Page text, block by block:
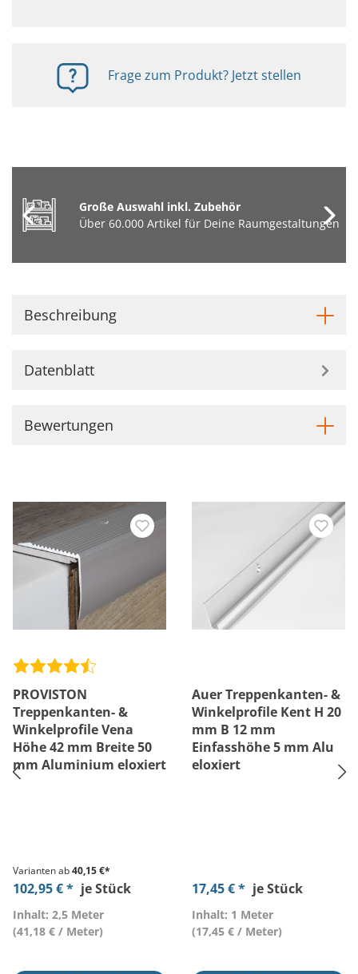
Frage zum Produkt? Jetzt stellen
Große Auswahl inkl. Zubehör
Über 60.000 Artikel für Deine Raumgestaltungen
Beschreibung
Datenblatt
Bewertungen
PROVISTON
Treppenkanten- &
Winkelprofile Vena
Höhe 42 mm Breite 50
mm Aluminium eloxiert
Varianten ab40,15 €*
102,95 € * je Stück
Inhalt: 2,5 Meter
(41,18 € / Meter)
Auer Treppenkanten- &
Winkelprofile Kent H 20
mm B 12 mm
Einfasshöhe 5 mm Alu
eloxiert
17,45 € * je Stück
Inhalt: 1 Meter
(17,45 € / Meter)